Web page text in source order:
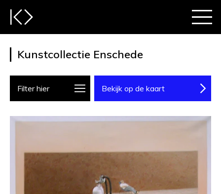
Kunstcollectie Enschede
Filter hier Bekijk op de kaart